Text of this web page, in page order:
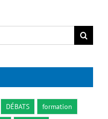
DÉBATS
formation